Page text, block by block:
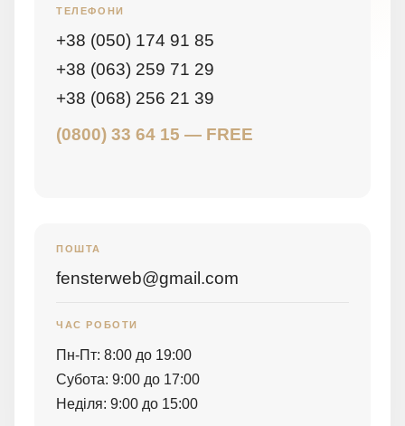
ТЕЛЕФОНИ
+38 (050) 174 91 85
+38 (063) 259 71 29
+38 (068) 256 21 39
(0800) 33 64 15 — FREE
ПОШТА
fensterweb@gmail.com
ЧАС РОБОТИ
Пн-Пт: 8:00 до 19:00
Субота: 9:00 до 17:00
Неділя: 9:00 до 15:00